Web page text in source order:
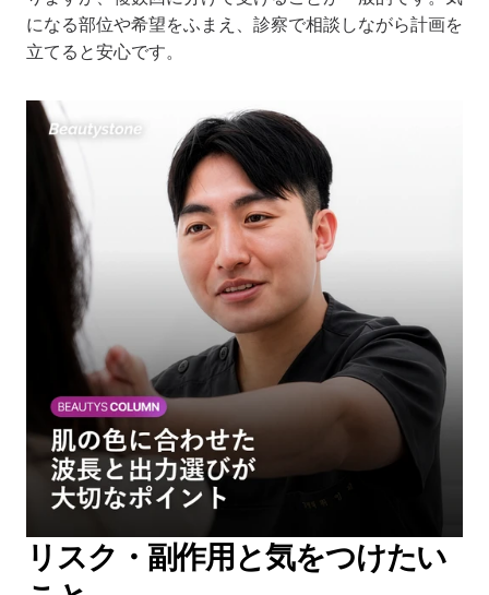
になる部位や希望をふまえ、診察で相談しながら計画を
立てると安心です。
リスク・副作用と気をつけたい